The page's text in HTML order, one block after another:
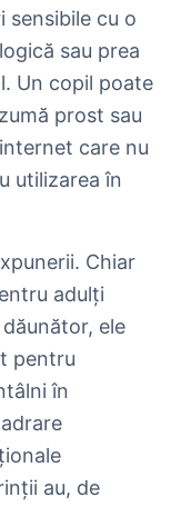
sensibile cu o
sau prea
Un copil poate
prost sau
care nu
utilizarea în
Chiar
adulți
ele
pentru
în
au, de